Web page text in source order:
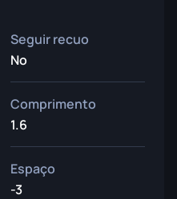
Seguir recuo
No
Comprimento
1.6
Espaço
-3